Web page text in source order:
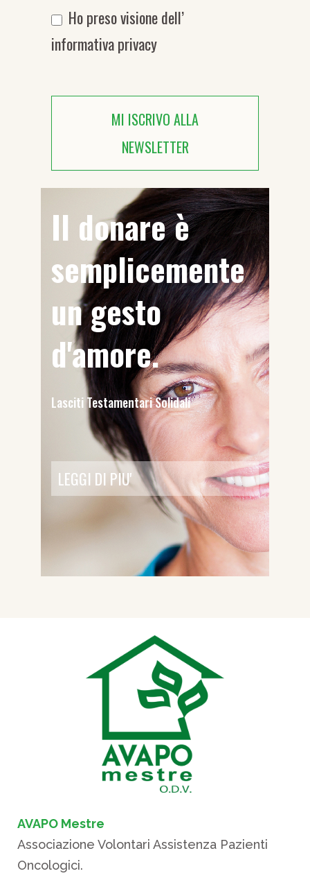
Ho preso visione dell’
informativa privacy
MI ISCRIVO ALLA
NEWSLETTER
Il donare è
semplicemente
un gesto
d'amore.
Lasciti Testamentari Solidali
LEGGI DI PIU'
AVAPO Mestre
Associazione Volontari Assistenza Pazienti
Oncologici.